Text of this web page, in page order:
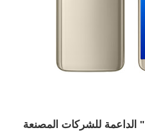
وجدت بحوث شركة "HS" الداعمة للشركات المصنعة